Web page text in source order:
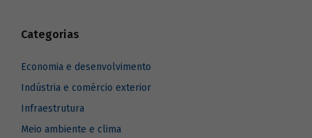
Categorias
Economia e desenvolvimento
Indústria e comércio exterior
Infraestrutura
Meio ambiente e clima